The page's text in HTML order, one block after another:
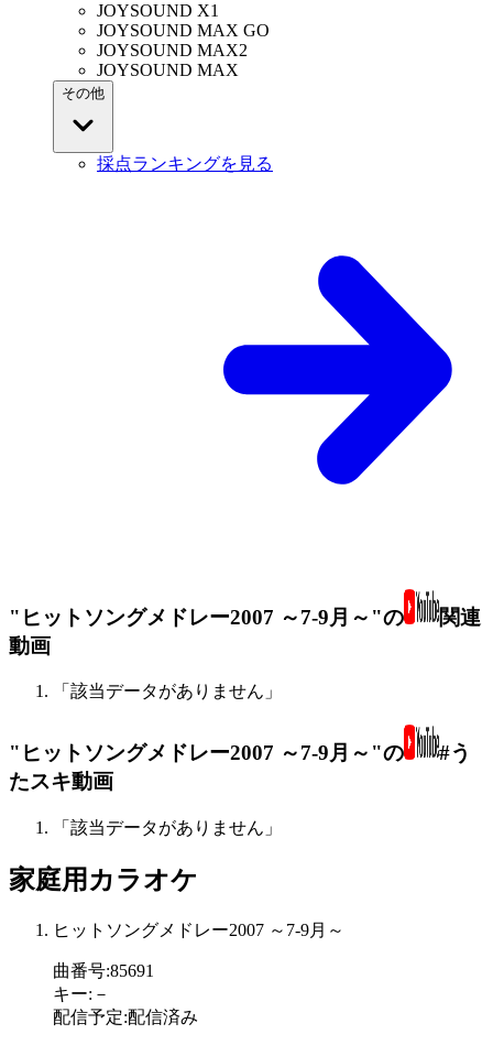
JOYSOUND X1
JOYSOUND MAX GO
JOYSOUND MAX2
JOYSOUND MAX
その他
採点ランキングを見る
"ヒットソングメドレー2007 ～7-9月～"の
関連
動画
「該当データがありません」
"ヒットソングメドレー2007 ～7-9月～"の
#う
たスキ動画
「該当データがありません」
家庭用カラオケ
ヒットソングメドレー2007 ～7-9月～
曲番号:85691
キー: －
配信予定:配信済み